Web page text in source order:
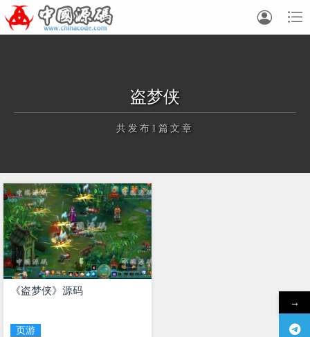


盗梦侠
共发布1篇文章
正在为您加载新内容
《盗梦侠》源码
页游
→